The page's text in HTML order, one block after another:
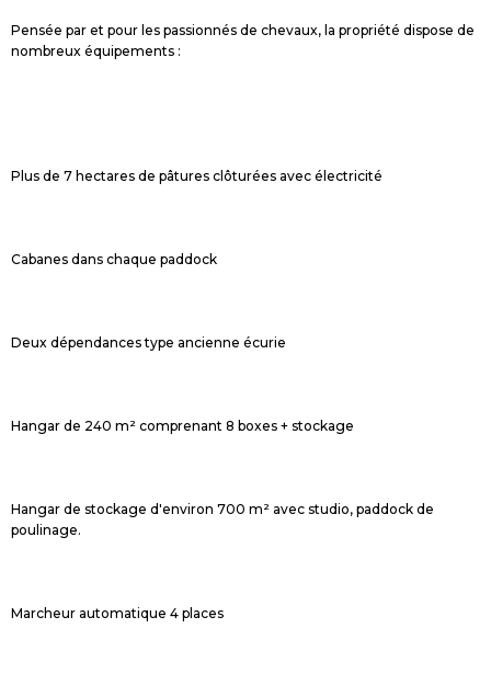
Pensée par et pour les passionnés de chevaux, la propriété dispose de
nombreux équipements :
Plus de 7 hectares de pâtures clôturées avec électricité
Cabanes dans chaque paddock
Deux dépendances type ancienne écurie
Hangar de 240 m² comprenant 8 boxes + stockage
Hangar de stockage d'environ 700 m² avec studio, paddock de
poulinage.
Marcheur automatique 4 places